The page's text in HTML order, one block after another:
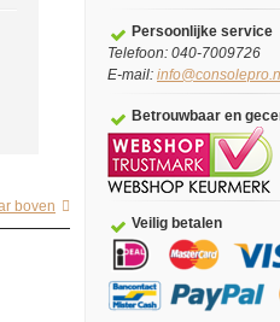
boven
Persoonlijke service
Telefoon: 040-7009726
E-mail:
Betrouwbaar en
Veilig betalen